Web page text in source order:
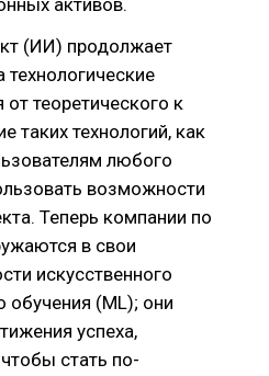
активов.
(ИИ) продолжает
теоретического к
таких технологий, как
любого
возможности
Теперь компании по
в свои
искусственного
обучения (ML); они
успеха,
стать по-